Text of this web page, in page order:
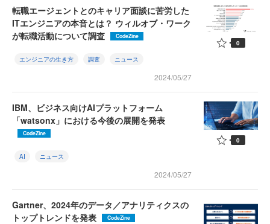
転職エージェントとのキャリア面談に苦労した
ITエンジニアの本音とは？ ウィルオブ・ワーク
が転職活動について調査
CodeZine
エンジニアの生き方 調査 ニュース
2024/05/27
0
IBM、ビジネス向けAIプラットフォーム
「watsonx」における今後の展開を発表
CodeZine
AI ニュース
2024/05/27
0
Gartner、2024年のデータ／アナリティクスの
トップトレンドを発表
CodeZine